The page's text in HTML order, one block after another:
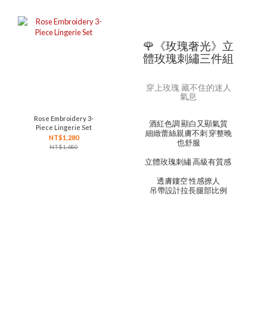
Rose Embroidery 3-
Piece Lingerie Set
NT$1,280
NT$1,680
🌹《玫瑰奢光》立
體玫瑰刺繡三件組
穿上玫瑰 藏不住的迷人
氣息
酒紅色調 顯白又顯氣質
細緻蕾絲親膚不刺 穿整晚
也舒服
立體玫瑰刺繡 高級有質感
透膚鏤空 性感撩人
吊帶設計拉長腿部比例